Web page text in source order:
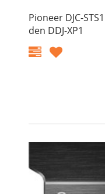
Pioneer DJC-
den DDJ-XP1